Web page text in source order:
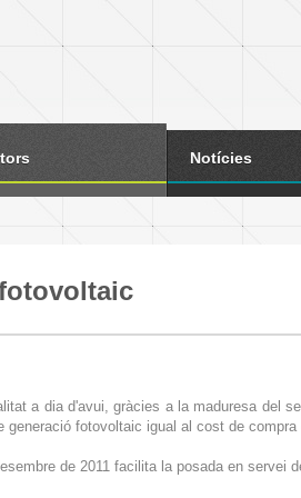
Notícies
a dia d'avui, gràcies a la maduresa del
fotovoltaic igual al cost de compra
de 2011 facilita la posada en servei